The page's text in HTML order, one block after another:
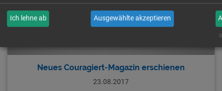
Neues Couragiert-Magazin erschienen
23.08.2017
Ich lehne ab Ausgewählte akzeptieren